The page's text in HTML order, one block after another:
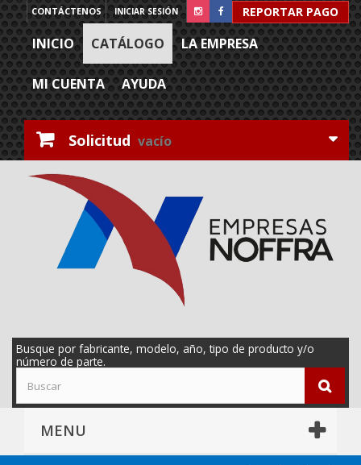
REPORTAR PAGO
INICIAR SESIÓN
CONTÁCTENOS
INICIO CATÁLOGO LA EMPRESA
MI CUENTA AYUDA
Solicitud vacío
Busque por fabricante, modelo, año, tipo de producto y/o
número de parte.
MENU